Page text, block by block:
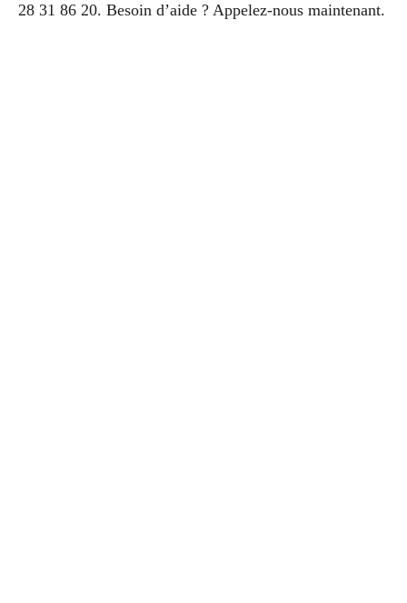
28 31 86 20. Besoin d’aide ? Appelez-nous maintenant.